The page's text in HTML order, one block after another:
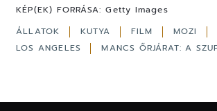
KÉP(EK) FORRÁSA: Getty Images
ÁLLATOK
KUTYA FILM MOZI
LOS ANGELES
MANCS ŐRJÁRAT: A